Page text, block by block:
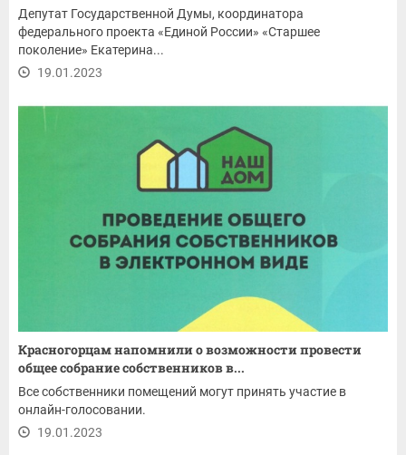
Депутат Государственной Думы, координатора
федерального проекта «Единой России» «Старшее
поколение» Екатерина...
19.01.2023
Красногорцам напомнили о возможности провести
общее собрание собственников в...
Все собственники помещений могут принять участие в
онлайн-голосовании.
19.01.2023